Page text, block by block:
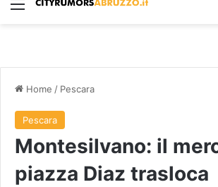
Menu
Home / Pescara
Pescara
Montesilvano: il
piazza Diaz trasloca